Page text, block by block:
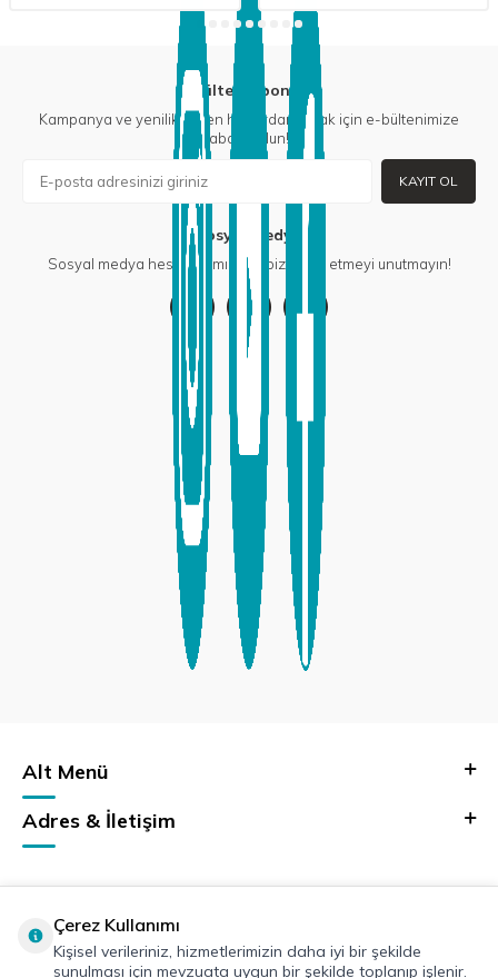
E-Bülten Aboneliği
Kampanya ve yeniliklerden haberdar olmak için e-bültenimize
abone olun!
KAYIT OL
Sosyal Medya
Sosyal medya hesaplarımızdan bizi takip etmeyi unutmayın!
Alt Menü
Adres & İletişim
Çerez Kullanımı
Kişisel verileriniz, hizmetlerimizin daha iyi bir şekilde
sunulması için mevzuata uygun bir şekilde toplanıp işlenir.